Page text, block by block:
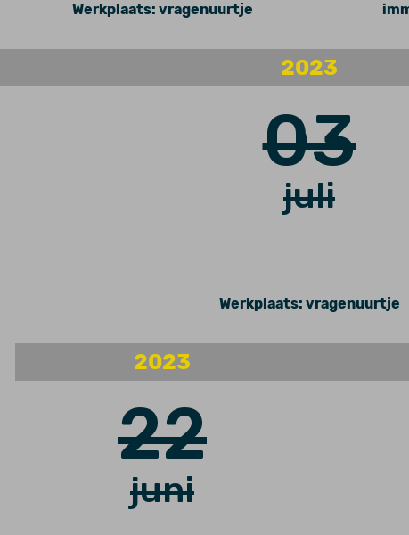
Werkplaats: vragenuurtje
2023
03
juli
Werkplaats: vragenuurtje
2023
22
juni